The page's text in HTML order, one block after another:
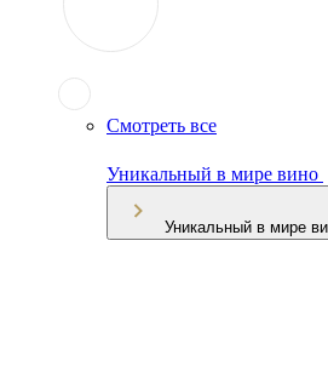
Смотреть все
Уникальный в мире вино
Уникальный в мире